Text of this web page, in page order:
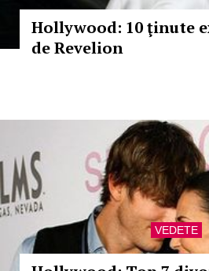
Hollywood: 10 ţinute
de Revelion
VEDETE